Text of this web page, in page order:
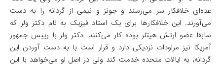
عده‌ای خلافکار سر می‌رسند و جونز و نیمی از گردانه را به دست
می‌آورند. این خلافکارها برای یک استاد فیزیک به نام دکتر ولر که
سابقا عضو ارتش هیتلر بوده کار می‌کنند. دکتر ولر با رییس جمهور
آمریکا نیز مراودات نزدیکی دارد و قرار است با به دست آوردن این
گردانه، به ایالات متحده خدمت کند ولی در اصل او می‌خواهد با این